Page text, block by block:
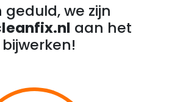
geduld, we zijn
aan het
bijwerken!